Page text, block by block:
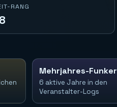
RANG
Mehrjahres-Funker
6 aktive Jahre in den
Veranstalter-Logs